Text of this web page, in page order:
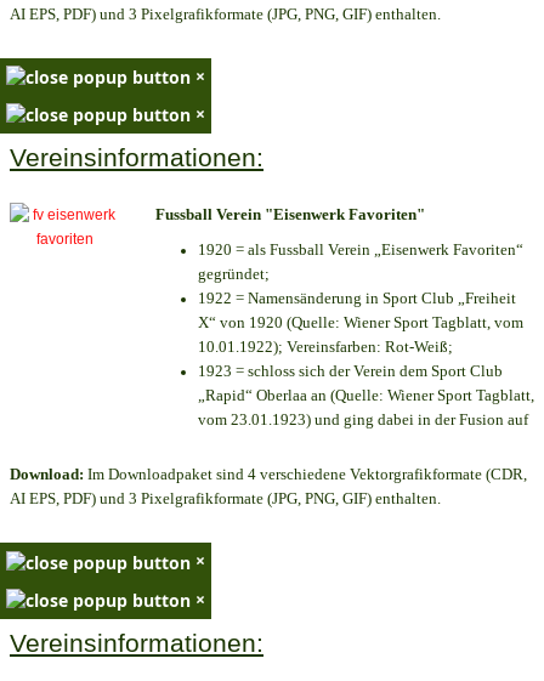
AI EPS, PDF) und 3 Pixelgrafikformate (JPG, PNG, GIF) enthalten.
×
×
Vereinsinformationen:
Fussball Verein "Eisenwerk Favoriten"
1920 = als Fussball Verein „Eisenwerk Favoriten“
gegründet;
1922 = Namensänderung in Sport Club „Freiheit
X“ von 1920 (Quelle: Wiener Sport Tagblatt, vom
10.01.1922); Vereinsfarben: Rot-Weiß;
1923 = schloss sich der Verein dem Sport Club
„Rapid“ Oberlaa an (Quelle: Wiener Sport Tagblatt,
vom 23.01.1923) und ging dabei in der Fusion auf
Download: Im Downloadpaket sind 4 verschiedene Vektorgrafikformate (CDR,
AI EPS, PDF) und 3 Pixelgrafikformate (JPG, PNG, GIF) enthalten.
×
×
Vereinsinformationen: